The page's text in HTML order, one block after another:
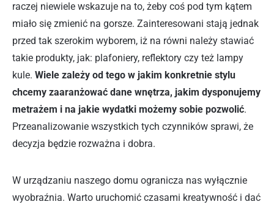
raczej niewiele wskazuje na to, żeby coś pod tym kątem
miało się zmienić na gorsze. Zainteresowani stają jednak
przed tak szerokim wyborem, iż na równi należy stawiać
takie produkty, jak: plafoniery, reflektory czy też lampy
kule. Wiele zależy od tego w jakim konkretnie stylu
chcemy zaaranżować dane wnętrza, jakim dysponujemy
metrażem i na jakie wydatki możemy sobie pozwolić.
Przeanalizowanie wszystkich tych czynników sprawi, że
decyzja będzie rozważna i dobra.
W urządzaniu naszego domu ogranicza nas wyłącznie
wyobraźnia. Warto uruchomić czasami kreatywność i dać